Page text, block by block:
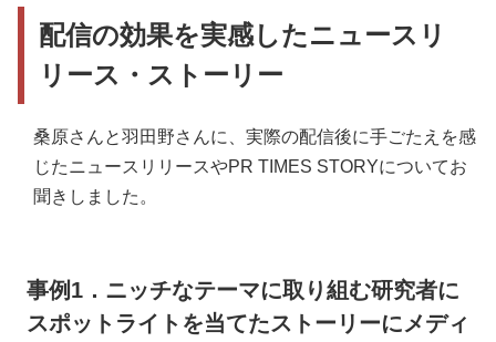
配信の効果を実感したニュースリ
リース・ストーリー
桑原さんと羽田野さんに、実際の配信後に手ごたえを感
じたニュースリリースやPR TIMES STORYについてお
聞きしました。
事例1．ニッチなテーマに取り組む研究者に
スポットライトを当てたストーリーにメディ